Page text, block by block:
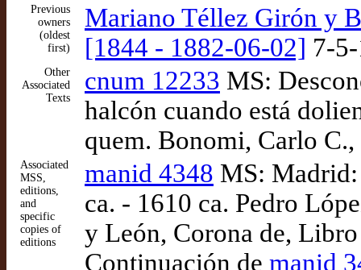
Previous
owners
(oldest
first)
Mariano Téllez Girón y
[1844 - 1882-06-02] 7-
Other
Associated
Texts
cnum 12233 MS:
halcón cuando está
quem. Bonomi, Carlo
Associated
MSS,
editions,
and
specific
copies of
editions
manid 4348 MS:
ca. - 1610 ca. Pedro
y León, Corona de,
Continuación de manid